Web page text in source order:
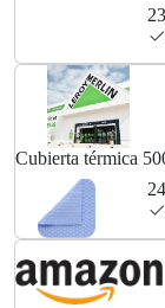
Cubierta térmica
refuerzo